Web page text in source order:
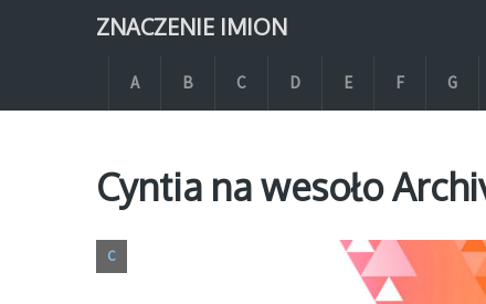
ZNACZENIE IMION
A B C D E F G
Cyntia na wesoło
C